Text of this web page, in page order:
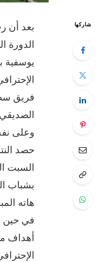
شاركها
الدورة
يوسفية
فريق
وعلى
حصد
السبت
بشباب
هاته
في حين
أهداف